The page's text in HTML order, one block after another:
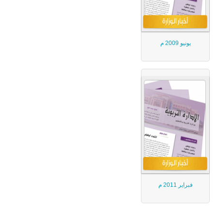
يونيو 2009 م
فبراير 2011 م